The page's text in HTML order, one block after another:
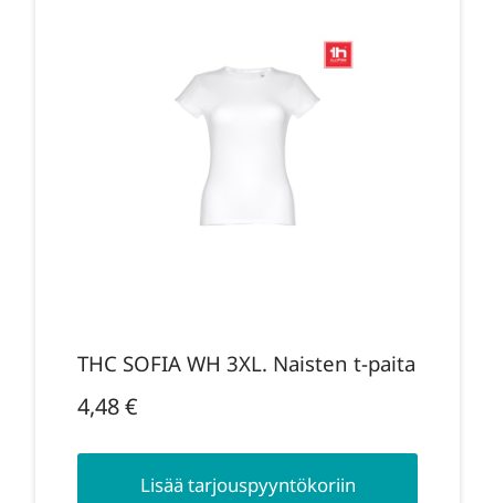
THC SOFIA WH 3XL. Naisten t-paita
4,48€
Lisää tarjouspyyntökoriin